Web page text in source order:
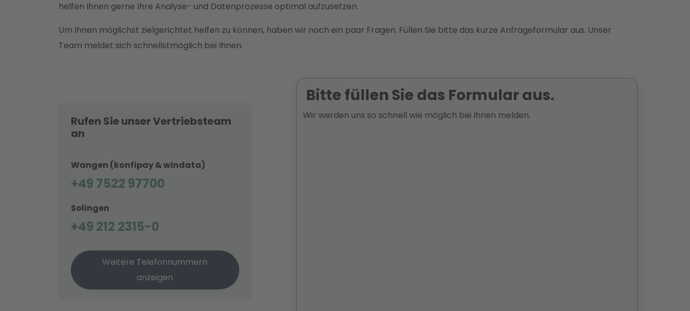
helfen Ihnen gerne Ihre Analyse- und Datenprozesse optimal aufzusetzen.
Um Ihnen möglichst zielgerichtet helfen zu können, haben wir noch ein paar Fragen. Füllen Sie bitte das kurze Anfrageformular aus. Unser
Team meldet sich schnellstmöglich bei Ihnen.
Rufen Sie unser Vertriebsteam
an
Wangen (konfipay & windata)
+49 7522 97700
Solingen
+49 212 2315-0
Weitere Telefonnummern
anzeigen
Bitte füllen Sie das Formular aus.
Wir werden uns so schnell wie möglich bei Ihnen melden.